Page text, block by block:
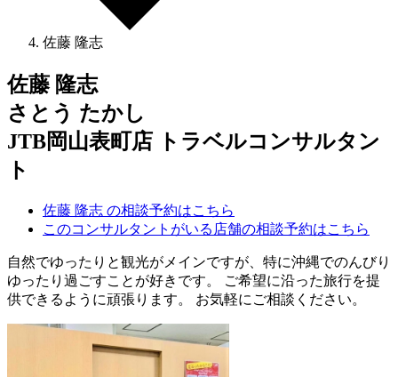
佐藤 隆志
佐藤 隆志
さとう たかし
JTB岡山表町店 トラベルコンサルタン
ト
佐藤 隆志 の相談予約はこちら
このコンサルタントがいる店舗の相談予約はこちら
自然でゆったりと観光がメインですが、特に沖縄でのんびり
ゆったり過ごすことが好きです。 ご希望に沿った旅行を提
供できるように頑張ります。 お気軽にご相談ください。